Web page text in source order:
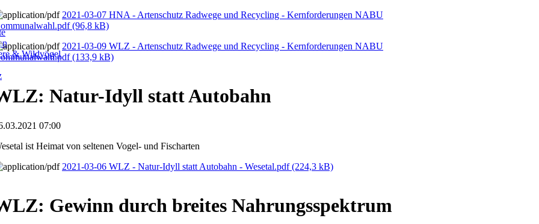
& Wildvögel
2021-03-07 HNA - Artenschutz Radwege und Recycling - Kernforderungen NABU
(96,8 kB)
2021-03-09 WLZ - Artenschutz Radwege und Recycling - Kernforderungen NABU
(133,9 kB)
Natur-Idyll statt Autobahn
07:00
ist Heimat von seltenen Vogel- und Fischarten
2021-03-06 WLZ - Natur-Idyll statt Autobahn - Wesetal.pdf(224,3 kB)
Gewinn durch breites Nahrungsspektrum